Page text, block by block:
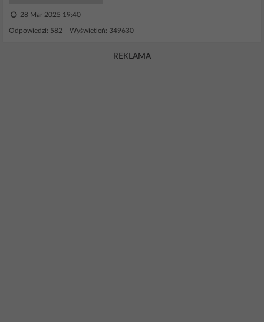
28 Mar 2025 19:40
Odpowiedzi: 582 Wyświetleń: 349630
REKLAMA